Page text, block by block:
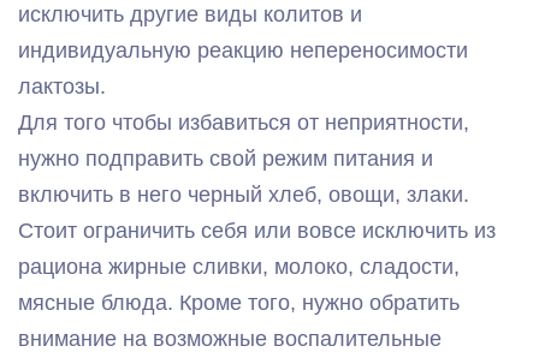
исключить другие виды колитов и
индивидуальную реакцию непереносимости
лактозы.
Для того чтобы избавиться от неприятности,
нужно подправить свой режим питания и
включить в него черный хлеб, овощи, злаки.
Стоит ограничить себя или вовсе исключить из
рациона жирные сливки, молоко, сладости,
мясные блюда. Кроме того, нужно обратить
внимание на возможные воспалительные